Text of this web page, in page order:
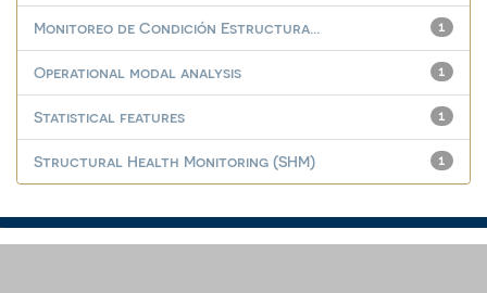
1
Monitoreo de Condición Estructura...
1
Operational modal analysis
1
Statistical features
1
Structural Health Monitoring (SHM)